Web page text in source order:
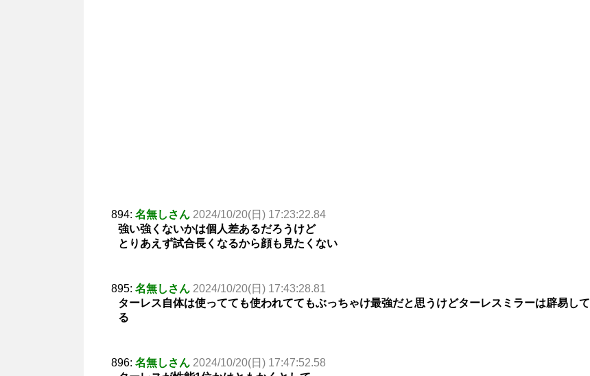
894: 名無しさん 2024/10/20(日) 17:23:22.84
強い強くないかは個人差あるだろうけど
とりあえず試合長くなるから顔も見たくない
895: 名無しさん 2024/10/20(日) 17:43:28.81
ターレス自体は使ってても使われててもぶっちゃけ最強だと思うけどターレスミラーは辟易して
る
896: 名無しさん 2024/10/20(日) 17:47:52.58